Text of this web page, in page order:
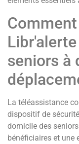
seniors à
La téléassistance
dispositif de
domicile des
bénéficiaires et une